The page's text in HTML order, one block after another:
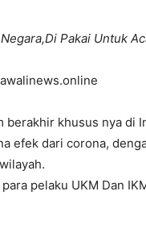
Pakai Untuk
berakhir khusus nya di
efek dari corona,
pelaku UKM Dan